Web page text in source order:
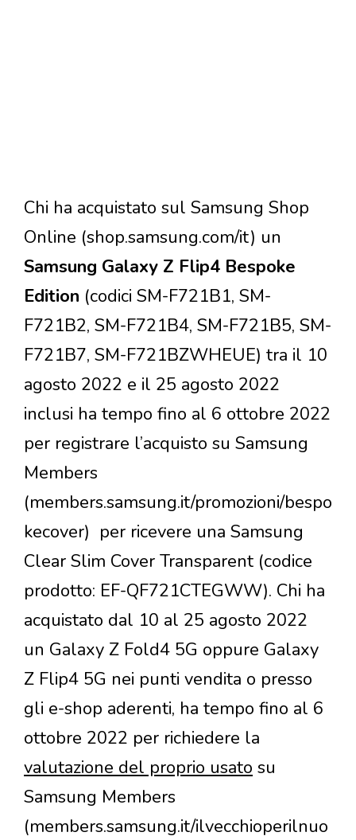
Chi ha acquistato sul Samsung Shop
Online (shop.samsung.com/it) un
Samsung Galaxy Z Flip4 Bespoke
Edition (codici SM-F721B1, SM-
F721B2, SM-F721B4, SM-F721B5, SM-
F721B7, SM-F721BZWHEUE) tra il 10
agosto 2022 e il 25 agosto 2022
inclusi ha tempo fino al 6 ottobre 2022
per registrare l’acquisto su Samsung
Members
(members.samsung.it/promozioni/bespo
kecover) per ricevere una Samsung
Clear Slim Cover Transparent (codice
prodotto: EF-QF721CTEGWW). Chi ha
acquistato dal 10 al 25 agosto 2022
un Galaxy Z Fold4 5G oppure Galaxy
Z Flip4 5G nei punti vendita o presso
gli e-shop aderenti, ha tempo fino al 6
ottobre 2022 per richiedere la
valutazione del proprio usato su
Samsung Members
(members.samsung.it/ilvecchioperilnuo